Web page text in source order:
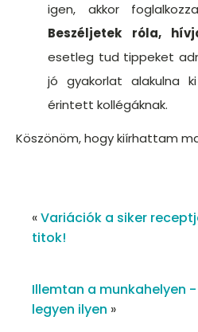
igen, akkor
Beszéljetek róla,
esetleg tud tippeket
jó gyakorlat alakulna
érintett kollégáknak.
Köszönöm, hogy kiírhattam
«Variációk a siker
titok!
Illemtan a munkahelyen
legyen ilyen »